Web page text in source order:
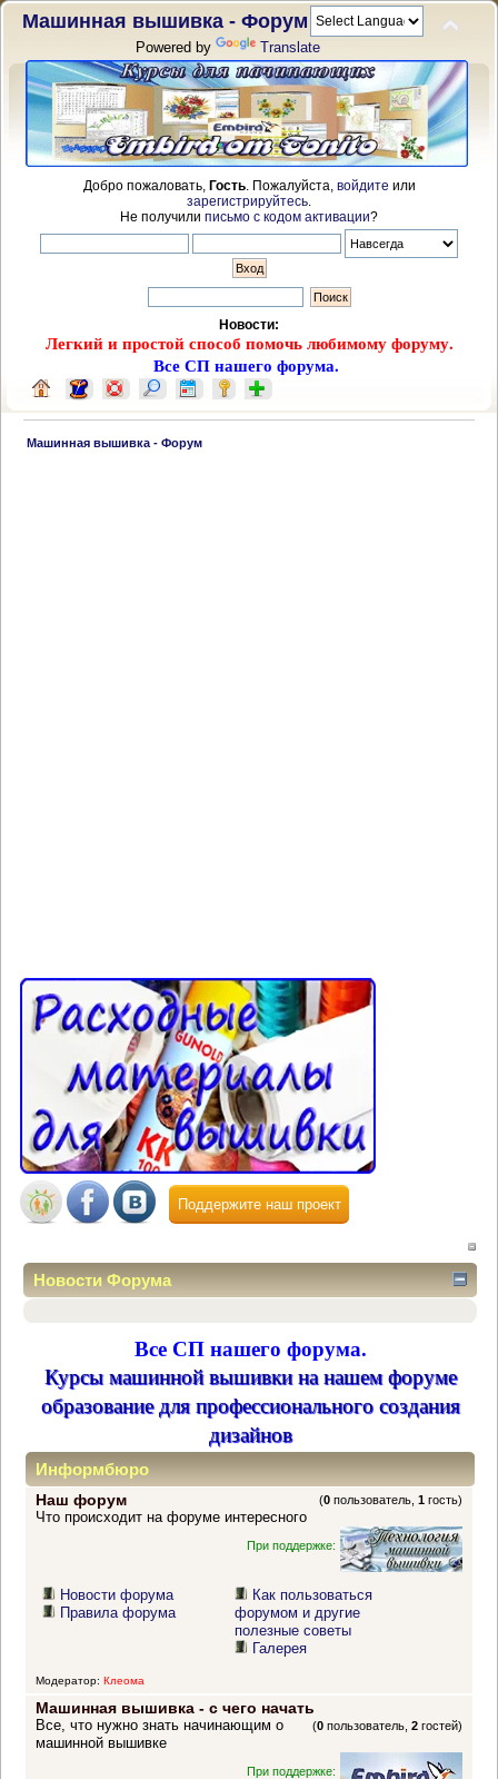
Машинная вышивка - Форум
Powered by Translate
Добро пожаловать, Гость. Пожалуйста, войдите или
зарегистрируйтесь
Не получили письмо с кодом активации?
Новости:
Легкий и простой способ помочь любимому форуму.
Все СП нашего форума.
Машинная вышивка - Форум
Поддержите наш проект
Новости Форума
Все СП нашего форума.
Курсы машинной вышивки на нашем форуме
образование для профессионального создания
дизайнов
Информбюро
Наш форум (0 пользователь,1 гость)
Что происходит на форуме интересного
При поддержке:
Новости форума
Правила форума
Как пользоваться
форумом и другие
полезные советы
Галерея
Модератор: Клеома
Машинная вышивка - с чего начать
(0 пользователь,2 гостей)
Все, что нужно знать начинающим о
машинной вышивке
При поддержке: